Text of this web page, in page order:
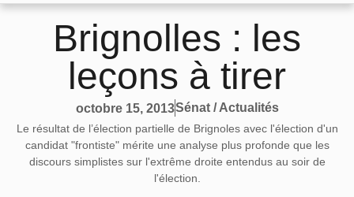
Brignolles : les
leçons à tirer
octobre 15, 2013Sénat / Actualités
Le résultat de l’élection partielle de Brignoles avec l'élection d'un
candidat "frontiste" mérite une analyse plus profonde que les
discours simplistes sur l'extrême droite entendus au soir de
l'élection.